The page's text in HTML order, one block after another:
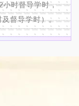
小时督导学时，
督导学时）。